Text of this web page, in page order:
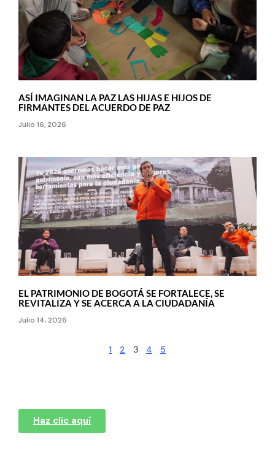
ASÍ IMAGINAN LA PAZ LAS HIJAS E HIJOS DE
FIRMANTES DEL ACUERDO DE PAZ
Julio 16, 2026
EL PATRIMONIO DE BOGOTÁ SE FORTALECE, SE
REVITALIZA Y SE ACERCA A LA CIUDADANÍA
Julio 14, 2026
1 2 3 4 5
Haz clic aquí